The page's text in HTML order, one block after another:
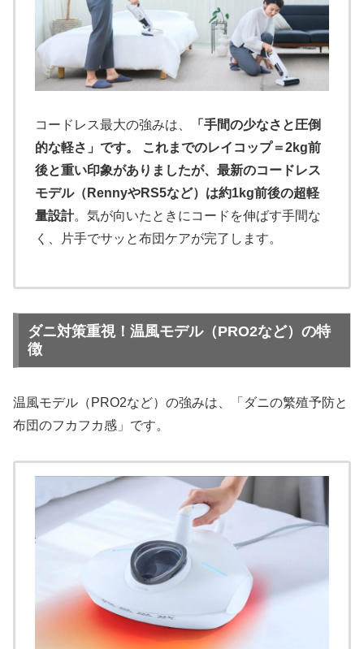
コードレス最大の強みは、
「手間の少なさと圧倒
的な軽さ」です。 これまでのレイコップ＝2kg前
後と重い印象がありましたが、最新のコードレス
モデル（RennyやRS5など）は約1kg前後の超軽
量設計。気が向いたときにコードを伸ばす手間な
く、片手でサッと布団ケアが完了します。
ダニ対策重視！温風モデル（PRO2など）の特
徴
温風モデル（PRO2など）の強みは、「ダニの繁殖予防と
布団のフカフカ感」です。